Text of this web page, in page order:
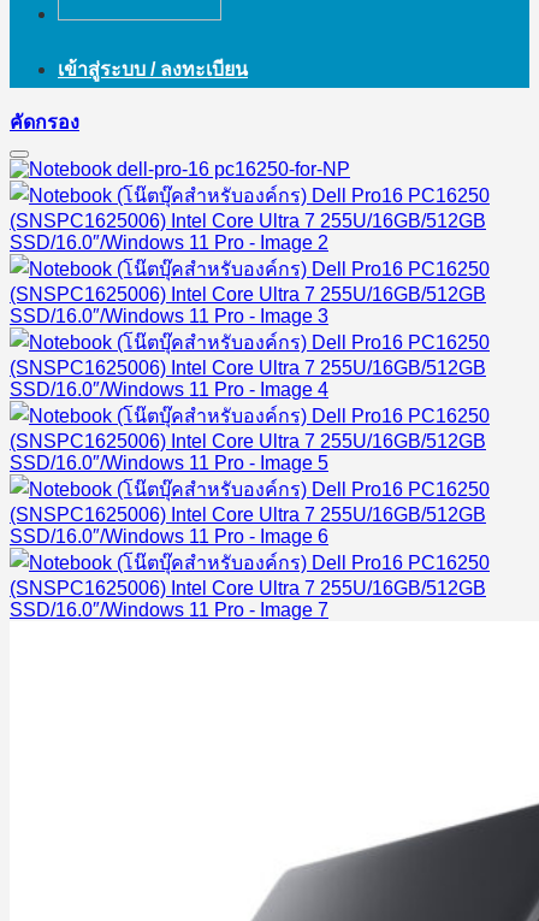
เข้าสู่ระบบ / ลงทะเบียน
คัดกรอง